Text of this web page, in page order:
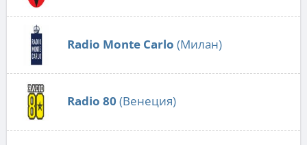
Radio Monte Carlo (Милан)
Radio 80 (Венеция)